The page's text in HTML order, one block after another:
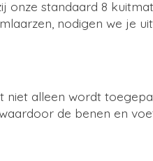
standaard 8
nodigen we je
niet alleen wordt
de benen en